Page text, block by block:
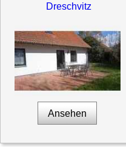
Dreschvitz
Ansehen